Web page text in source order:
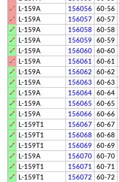
L-159A
156056 60-56
L-159A
156057 60-57
L-159A
156058 60-58
L-159A
156059 60-59
L-159A
156060 60-60
L-159A
156061 60-61
L-159A
156062 60-62
L-159A
156063 60-63
L-159A
156064 60-64
L-159A
156065 60-65
L-159A
156066 60-66
L-159T1
156067 60-67
L-159T1
156068 60-68
L-159T1
156069 60-69
L-159A
156070 60-70
L-159T1
156071 60-71
L-159T1
156072 60-72